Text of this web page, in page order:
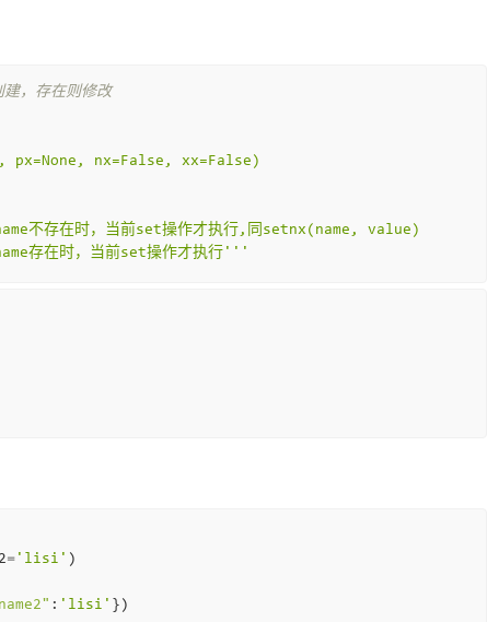
，存在则修改
px=None, nx=False, xx=False)
有name不存在时，当前set操作才执行,同setnx(name, value)
name存在时，当前set操作才执行'''
= 'lisi' )
: 'lisi' })